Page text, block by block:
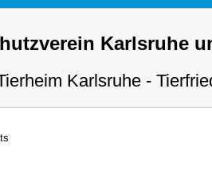
Karlsruhe
Karlsruhe -